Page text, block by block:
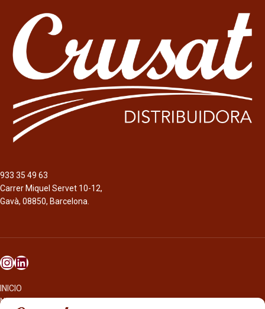
933 35 49 63
Carrer Miquel Servet 10-12,
Gavà, 08850, Barcelona.
INICIO
NOSOTROS